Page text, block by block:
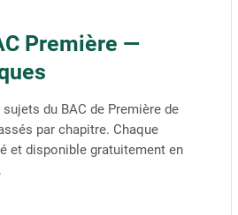
Première —
du BAC de Première de
par chapitre. Chaque
et disponible gratuitement en